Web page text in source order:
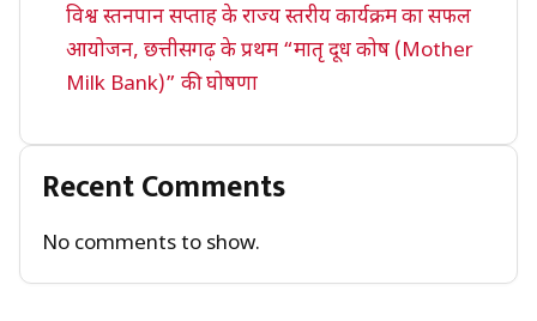
विश्व स्तनपान सप्ताह के राज्य स्तरीय कार्यक्रम का सफल
आयोजन, छत्तीसगढ़ के प्रथम “मातृ दूध कोष (Mother
Milk Bank)” की घोषणा
Recent Comments
No comments to show.